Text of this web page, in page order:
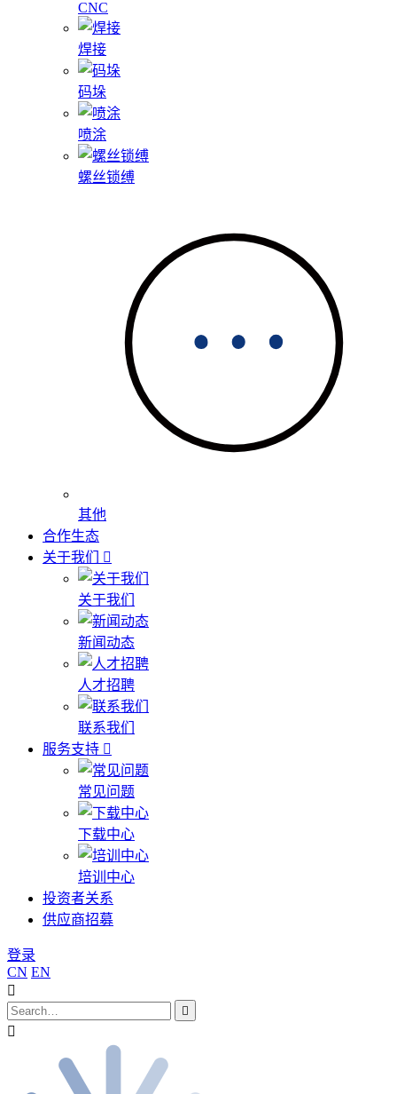
CNC
焊接
码垛
喷涂
螺丝锁缚
其他
合作生态
关于我们
关于我们
新闻动态
人才招聘
联系我们
服务支持
常见问题
下载中心
培训中心
投资者关系
供应商招募
登录
CN EN